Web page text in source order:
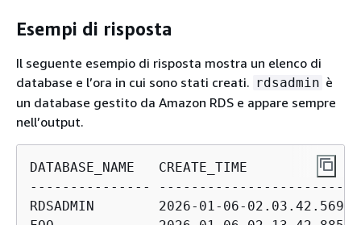
Esempi di risposta
Il seguente esempio di risposta mostra un elenco di
database e l’ora in cui sono stati creati. rdsadmin è
un database gestito da Amazon RDS e appare sempre
nell’output.
DATABASE_NAME   CREATE_TIME
---------------
RDSADMIN        2026-01-06-